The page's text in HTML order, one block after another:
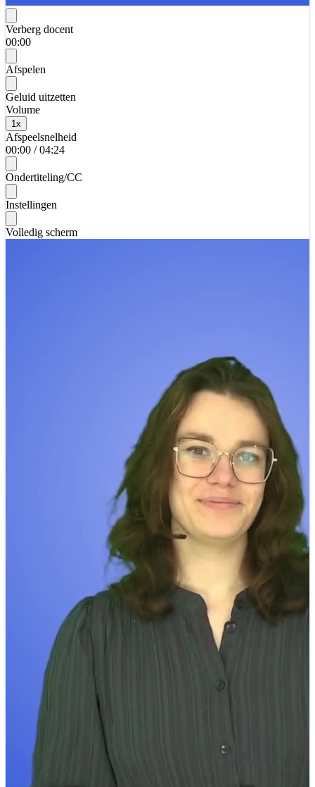
Verberg docent
00:00
Afspelen
Geluid uitzetten
Volume
1x
Afspeelsnelheid
00:00 / 04:24
Ondertiteling/CC
Instellingen
Volledig scherm